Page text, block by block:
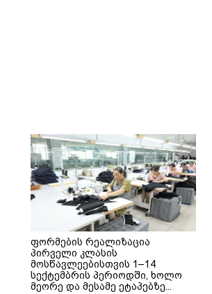
ფორმების რეალიზაცია
პირველი კლასის
მოსწავლეებისთვის 1–14
სექტემბრის პერიოდში, ხოლო
მეორე და მესამე ეტაპებზე...